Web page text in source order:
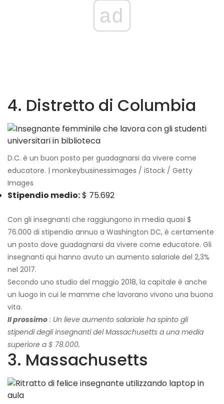
ad
4. Distretto di Columbia
D.C. è un buon posto per guadagnarsi da vivere come
educatore. | monkeybusinessimages / iStock / Getty
Images
Stipendio medio:$ 75.692
Con gli insegnanti che raggiungono in media quasi $
76.000 di stipendio annuo a Washington DC, è certamente
un posto dove guadagnarsi da vivere come educatore. Gli
insegnanti qui hanno avuto un aumento salariale del 2,3%
nel 2017.
Secondo uno studio del maggio 2018, la capitale è anche
un luogo in cui le mamme che lavorano vivono una buona
vita.
Il prossimo : Un lieve aumento salariale ha spinto gli
stipendi degli insegnanti del Massachusetts a una media
superiore a $ 78.000.
3. Massachusetts